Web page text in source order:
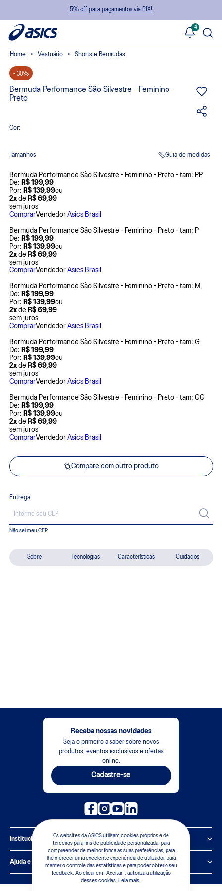
5% off para pagamentos via PIX!
4
Os websites da ASICS utilizam cookies próprios e de
terceiros para fins de publicidade personalizada, para
compreender de melhor forma as suas preferências, para
lhe oferecer uma excelente experiência de utilizador, para
manter o controle das estatísticas e para poder obter o seu
feedback. Ao clicar em "Aceitar", autoriza a utilização
desses cookies.
Leia mais.
Sobre Tecnologias Características Cuidados
Vestuário Shorts e Bermudas
- 30%
Bermuda Performance São Silvestre - Feminino -
Preto
Cor:
Tamanhos Guia de medidas
Bermuda Performance São Silvestre - Feminino - Preto - tam: PP
De: R$ 199,99
Por: R$ 139,99ou
2xde R$ 69,99
sem juros
ComprarVendedor Asics Brasil
Bermuda Performance São Silvestre - Feminino - Preto - tam: P
De: R$ 199,99
Por: R$ 139,99ou
2xde R$ 69,99
sem juros
ComprarVendedor Asics Brasil
Bermuda Performance São Silvestre - Feminino - Preto - tam: M
De: R$ 199,99
Por: R$ 139,99ou
2xde R$ 69,99
sem juros
ComprarVendedor Asics Brasil
Bermuda Performance São Silvestre - Feminino - Preto - tam: G
De: R$ 199,99
Por: R$ 139,99ou
2xde R$ 69,99
sem juros
ComprarVendedor Asics Brasil
Bermuda Performance São Silvestre - Feminino - Preto - tam: GG
De: R$ 199,99
Por: R$ 139,99ou
2xde R$ 69,99
sem juros
ComprarVendedor Asics Brasil
Compare com outro produto
Entrega
Não sei meu CEP
Receba nossas novidades
Seja o primeiro a saber sobre novos
produtos, eventos exclusivos e ofertas
online.
Cadastre-se
Institucional
Política de Privacidade
Ajuda e suporte
Central de Relacionamento